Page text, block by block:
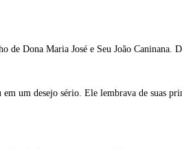
Dona Maria José e Seu João
um desejo sério. Ele lembrava de suas